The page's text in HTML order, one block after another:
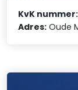
KvK nummer:
Adres: Oude